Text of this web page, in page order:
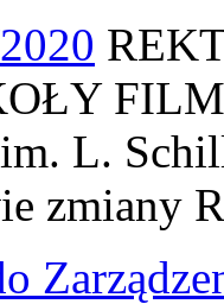
L.
zmiany